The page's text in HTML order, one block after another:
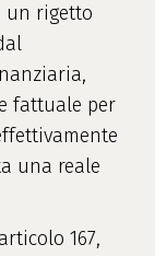
un rigetto
fattuale per
una reale
167,